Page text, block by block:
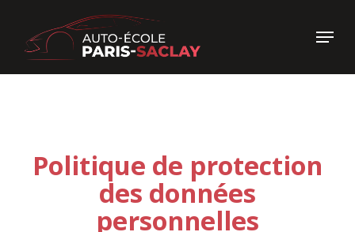
main
content
Menu
Politique de protection
des données
personnelles
Close